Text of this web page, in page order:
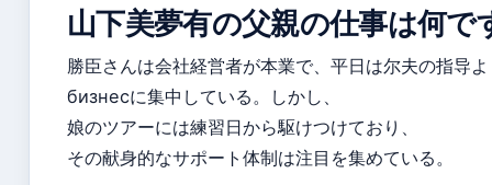
山下美夢有の父親の仕事は何で
勝臣さんは会社経営者が本業で、平日は尔夫の指导
бизнесに集中している。しかし、
娘のツアーには練習日から駆けつけており、
その献身的なサポート体制は注目を集めている。